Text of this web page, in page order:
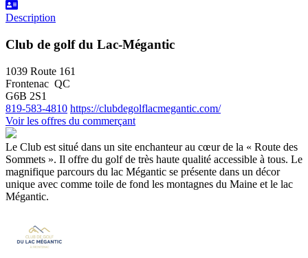
Description
Club de golf du Lac-Mégantic
1039 Route 161
Frontenac QC
G6B 2S1
819-583-4810 https://clubdegolflacmegantic.com/
Voir les offres du commerçant
Le Club est situé dans un site enchanteur au cœur de la « Route des
Sommets ». Il offre du golf de très haute qualité accessible à tous. Le
magnifique parcours du lac Mégantic se présente dans un décor
unique avec comme toile de fond les montagnes du Maine et le lac
Mégantic.